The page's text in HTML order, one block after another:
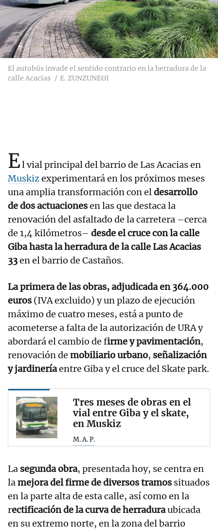
El autobús invade el sentido contrario en la herradura de la
calle Acacias
E. ZUNZUNEGI
El vial principal del barrio de Las Acacias en
Muskizexperimentará en los próximos meses
una amplia transformación con eldesarrollo
de dos actuacionesen las que destaca la
renovación del asfaltado de la carretera –cerca
de 1,4 kilómetros– desde el cruce con la calle
Giba hasta la herradura de la calle Las Acacias
33en el barrio de Castaños.
La primera de las obras, adjudicada en 364.000
euros (IVA excluido) y un plazo de ejecución
máximo de cuatro meses, está a punto de
acometerse a falta de la autorización de URA y
abordará el cambio de firme y pavimentación,
renovación de mobiliario urbano, señalización
y jardineríaentre Giba y el cruce del Skate park.
Tres meses de obras en el
vial entre Giba y el skate,
en Muskiz
M. A. P.
La segunda obra, presentada hoy, se centra en
lamejora del firme de diversos tramos situados
en la parte alta de esta calle, así como en la
rectificación de la curva de herraduraubicada
en su extremo norte, en la zona del barrio